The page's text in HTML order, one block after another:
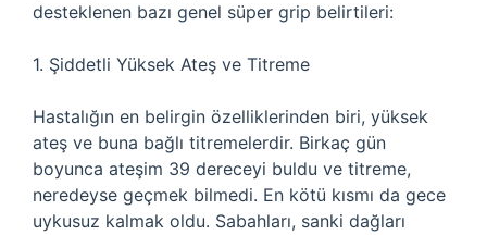
desteklenen bazı genel süper grip belirtileri:
1. Şiddetli Yüksek Ateş ve Titreme
Hastalığın en belirgin özelliklerinden biri, yüksek
ateş ve buna bağlı titremelerdir. Birkaç gün
boyunca ateşim 39 dereceyi buldu ve titreme,
neredeyse geçmek bilmedi. En kötü kısmı da gece
uykusuz kalmak oldu. Sabahları, sanki dağları